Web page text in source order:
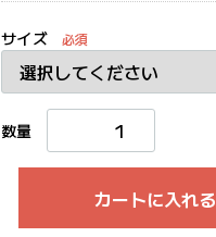
サイズ 必須
数量
カートに入れる